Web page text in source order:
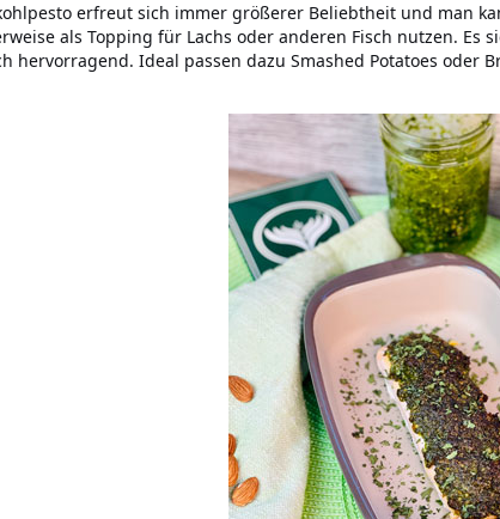
erfreut sich immer größerer Beliebtheit und man
als Topping für Lachs oder anderen Fisch nutzen. Es
hervorragend. Ideal passen dazu Smashed Potatoes oder